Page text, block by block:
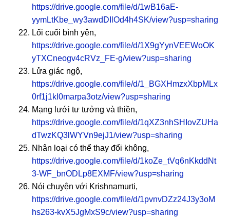
https://drive.google.com/file/d/1wB16aE-
yymLtKbe_wy3awdDIlOd4h4SK/view?usp=sharing
Lối cuối bình yên,
https://drive.google.com/file/d/1X9gYynVEEWoOK
yTXCneogv4cRVz_FE-g/view?usp=sharing
Lửa giác ngộ,
https://drive.google.com/file/d/1_BGXHmzxXbpMLx
0rf1j1kI0marpa3otz/view?usp=sharing
Mạng lưới tư tưởng và thiền,
https://drive.google.com/file/d/1qXZ3nhSHIovZUHa
dTwzKQ3lWYVn9ejJ1/view?usp=sharing
Nhân loại có thể thay đổi không,
https://drive.google.com/file/d/1koZe_tVq6nKkddNt
3-WF_bnODLp8EXMF/view?usp=sharing
Nói chuyện với Krishnamurti,
https://drive.google.com/file/d/1pvnvDZz24J3y3oM
hs263-kvX5JgMxS9c/view?usp=sharing